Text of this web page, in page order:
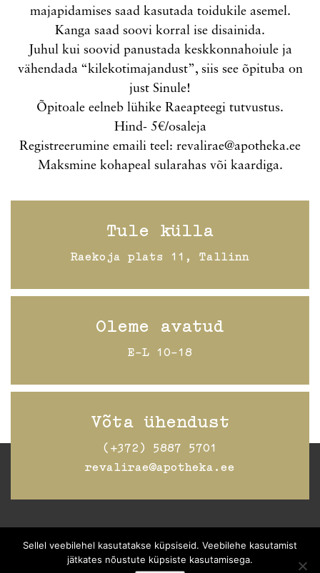
majapidamises saad kasutada toidukile asemel.
Kanga saad soovi korral ise disainida.
Juhul kui soovid panustada keskkonnahoiule ja
vähendada “kilekotimajandust”, siis see õpituba on
just Sinule!
Õpitoale eelneb lühike Raeapteegi tutvustus.
Hind- 5€/osaleja
Registreerumine emaili teel: revalirae@apotheka.ee
Maksmine kohapeal sularahas või kaardiga.
Tule külla
Raekoja plats 11, Tallinn
Oleme avatud
E-L 10-18
Võta ühendust
(+372) 5887 5701
revalirae@apotheka.ee
Jälgi Raeapteeki Facebookis
Sellel veebilehel kasutatakse küpsiseid. Veebilehe kasutamist
jätkates nõustute küpsiste kasutamisega.